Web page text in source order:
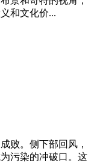
和文化价...
败。侧下部回风，
污染的冲破口。这